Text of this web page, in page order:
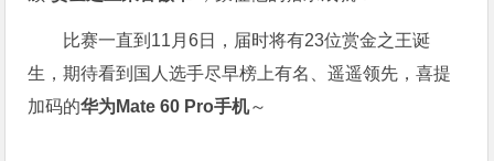
比赛一直到11月6日，届时将有23位赏金之王诞
生，期待看到国人选手尽早榜上有名、遥遥领先，喜提
加码的华为Mate 60 Pro手机～